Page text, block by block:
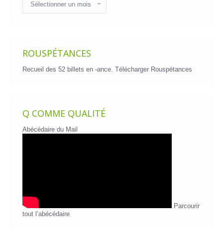
des
billets
ROUSPÉTANCES
Recueil des 52 billets en -ance. Télécharger Rouspétances
Q COMME QUALITÉ
Abécédaire du Mail
Parcourir
tout l’abécédaire